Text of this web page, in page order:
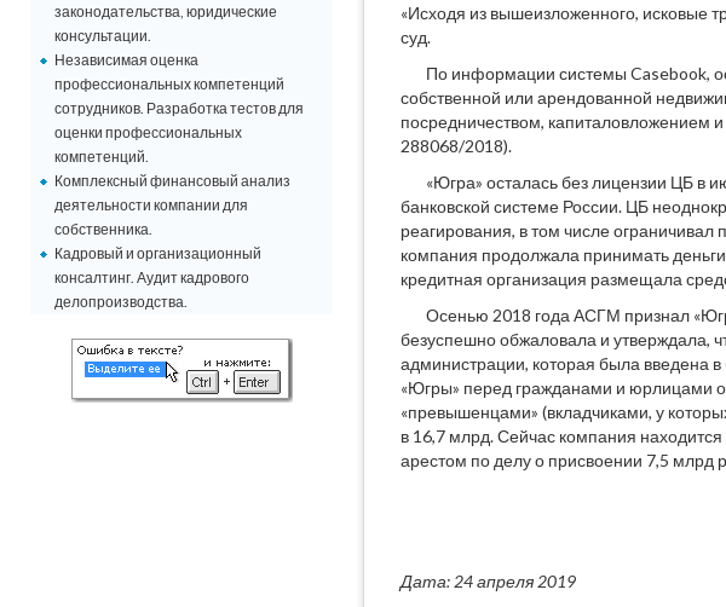
законодательства, юридические
консультации.
Независимая оценка
профессиональных компетенций
сотрудников. Разработка тестов для
оценки профессиональных
компетенций.
Комплексный финансовый анализ
деятельности компании для
собственника.
Кадровый и организационный
консалтинг. Аудит кадрового
делопроизводства.
«Исходя из вышеизложенного, исковые
суд.
По информации системы Casebook,
собственной или арендованной
посредничеством,
288068/2018).
«Югра» осталась без лицензии ЦБ в
банковской системе России. ЦБ
реагирования, в том числе
компания продолжала принимать
кредитная организация размещала
Осенью 2018 года АСГМ признал
безуспешно обжаловала и утверждала,
администрации, которая была введена
«Югры» перед гражданами и юрлицами
«превышенцами» (вкладчиками, у
в 16,7 млрд. Сейчас компания
арестом по делу о присвоении 7,5 млрд
Дата: 24 апреля 2019